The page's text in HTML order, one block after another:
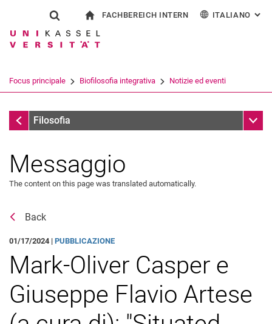
Jump directly to: content
Jump directly to: search
Jump directly to: main
Show search form
Search term
Search (opens an external link in a
FACHBEREICH INTERN ITALIANO :
Focus principale Biofilosofia integrativa Notizie ed eventi
Notizie ed eventi
Filosofia Sub
Biofilosofia integrativa
Messaggio
The content on this page was translated automatically.
Back
01/17/2024 | PUBBLICAZIONE
Mark-Oliver Casper e
Giuseppe Flavio Artese